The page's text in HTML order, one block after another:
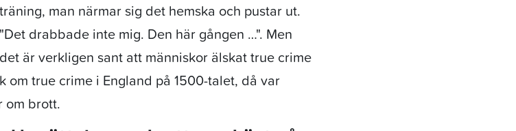
träning, man närmar sig det hemska och pustar ut.
"Det drabbade inte mig. Den här gången …". Men
det är verkligen sant att människor älskat true crime
om true crime i England på 1500-talet, då var
om brott.